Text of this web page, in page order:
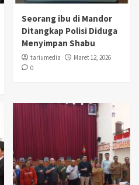
Seorang ibu di Mandor
Ditangkap Polisi Diduga
Menyimpan Shabu
tariumedia
Maret 12, 2026
0